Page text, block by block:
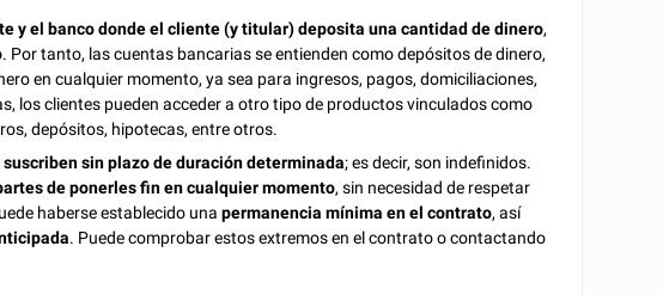
y el banco donde el cliente (y titular) deposita una cantidad de dinero,
. Por tanto, las cuentas bancarias se entienden como depósitos de dinero,
en cualquier momento, ya sea para ingresos, pagos, domiciliaciones,
los clientes pueden acceder a otro tipo de productos vinculados como
depósitos, hipotecas, entre otros.
sin plazo de duración determinada; es decir, son indefinidos.
de ponerles fin en cualquier momento, sin necesidad de respetar
haberse establecido unapermanencia mínima en el contrato, así
. Puede comprobar estos extremos en el contrato o contactando